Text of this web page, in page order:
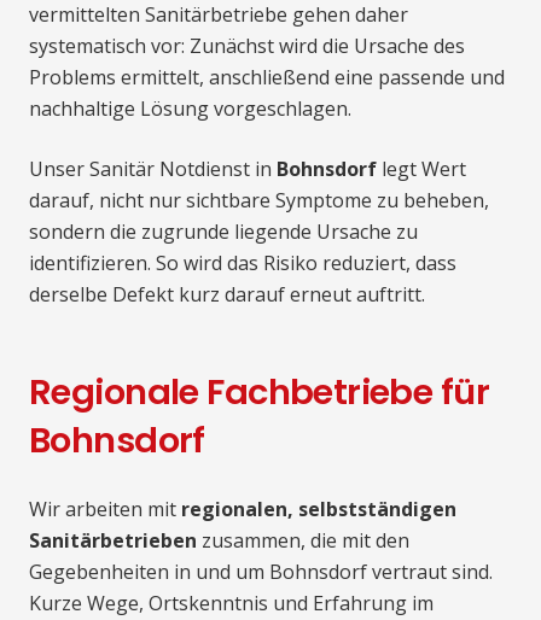
vermittelten Sanitärbetriebe gehen daher
systematisch vor: Zunächst wird die Ursache des
Problems ermittelt, anschließend eine passende und
nachhaltige Lösung vorgeschlagen.
Unser Sanitär Notdienst in Bohnsdorf legt Wert
darauf, nicht nur sichtbare Symptome zu beheben,
sondern die zugrunde liegende Ursache zu
identifizieren. So wird das Risiko reduziert, dass
derselbe Defekt kurz darauf erneut auftritt.
Regionale Fachbetriebe für
Bohnsdorf
Wir arbeiten mit regionalen, selbstständigen
Sanitärbetrieben zusammen, die mit den
Gegebenheiten in und um Bohnsdorf vertraut sind.
Kurze Wege, Ortskenntnis und Erfahrung im